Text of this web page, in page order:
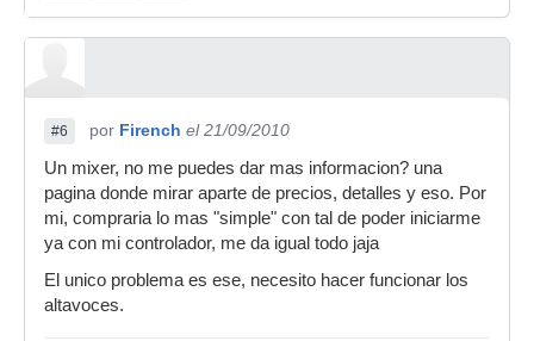
#6 por Firench el 21/09/2010
Un mixer, no me puedes dar mas informacion? una
pagina donde mirar aparte de precios, detalles y eso. Por
mi, compraria lo mas "simple" con tal de poder iniciarme
ya con mi controlador, me da igual todo jaja
El unico problema es ese, necesito hacer funcionar los
altavoces.